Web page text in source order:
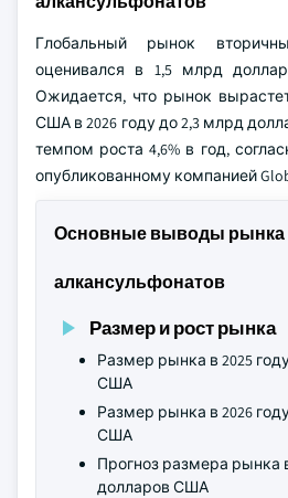
Глобальный рынок
оценивался в 1,5 млрд
Ожидается, что рынок
США в 2026 году до 2,3 млрд
темпом роста 4,6% в год,
опубликованному компанией
Основные выводы рынка
алкансульфонатов
Размер и рост рынка
Размер рынка в 2025
США
Размер рынка в 2026
США
Прогноз размера рынка
долларов США